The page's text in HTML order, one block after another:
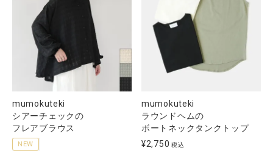
CONTENTS
ご利用ガイド
お問い合わせ
ショップリスト
mumokuteki
シアーチェックの
フレアブラウス
NEW
mumokuteki
ラウンドヘムの
ボートネックタンクトップ
¥2,750 税込